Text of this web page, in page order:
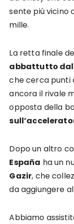
sente più vicino
mille.
La retta finale
abbattutto
che cerca punti
ancora il rivale
opposta della
Dopo un altro
España ha un
Gazir, che
da aggiungere
Abbiamo